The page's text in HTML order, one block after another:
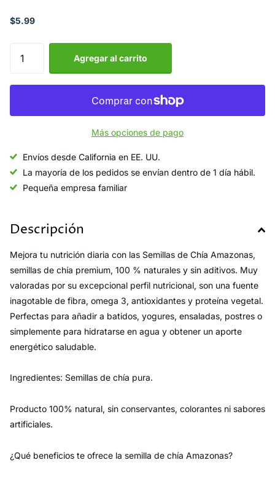
$5.99
Agregar al carrito
Más opciones de pago
Envíos desde California en EE. UU.
La mayoría de los pedidos se envían dentro de 1 día hábil.
Pequeña empresa familiar
Descripción
Mejora tu nutrición diaria con las Semillas de Chía Amazonas,
semillas de chía premium, 100 % naturales y sin aditivos. Muy
valoradas por su excepcional perfil nutricional, son una fuente
inagotable de fibra, omega 3, antioxidantes y proteína vegetal.
Perfectas para añadir a batidos, yogures, ensaladas, postres o
simplemente para hidratarse en agua y obtener un aporte
energético saludable.
Ingredientes: Semillas de chía pura.
Producto 100% natural, sin conservantes, colorantes ni sabores
artificiales.
¿Qué beneficios te ofrece la semilla de chía Amazonas?